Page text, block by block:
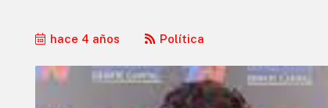
hace 4 años Política